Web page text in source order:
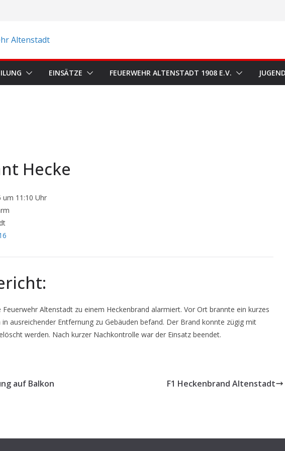
EINSÄTZE FEUERWEHR ALTENSTADT 1908 E.V.
Hecke
um 11:10 Uhr
Altenstadt zu einem Heckenbrand alarmiert. Vor Ort brannte ein kurzes
in ausreichender Entfernung zu Gebäuden befand. Der Brand konnte zügig mit
werden. Nach kurzer Nachkontrolle war der Einsatz beendet.
auf Balkon F1 Heckenbrand Altenstadt